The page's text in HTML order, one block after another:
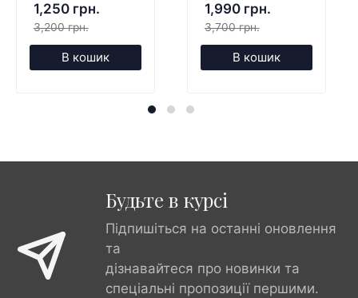
1,250 грн.
3,200 грн.
В кошик
1,990 грн.
3,700 грн.
В кошик
Будьте в курсі
Підпишіться на останні оновлення
та
дізнавайтеся про новинки та
спеціальні пропозиції першими.